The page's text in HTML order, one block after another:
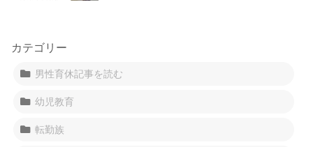
カテゴリー
男性育休記事を読む
幼児教育
転勤族